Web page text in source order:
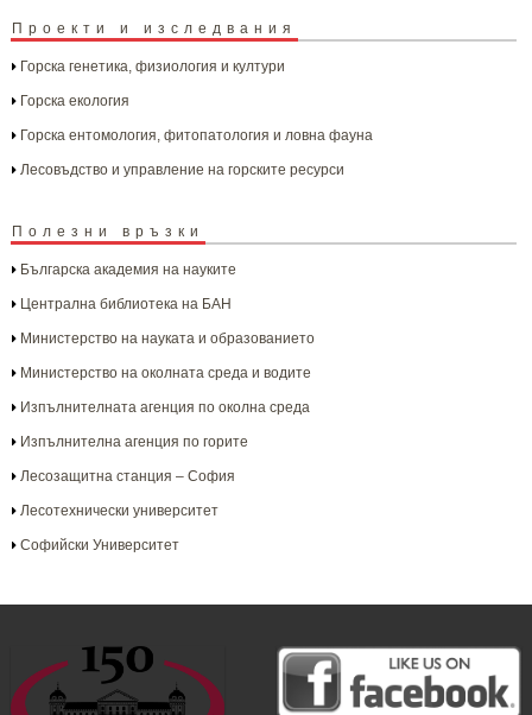
Проекти и изследвания
Горска генетика, физиология и култури
Горска екология
Горска ентомология, фитопатология и ловна фауна
Лесовъдство и управление на горските ресурси
Полезни връзки
Българска aкадемия на науките
Централна библиотека на БАН
Министерство на науката и образованието
Министерство на околната среда и водите
Изпълнителната агенция по околна среда
Изпълнителна агенция по горите
Лесозащитна станция – София
Лесотехнически университет
Софийски Университет